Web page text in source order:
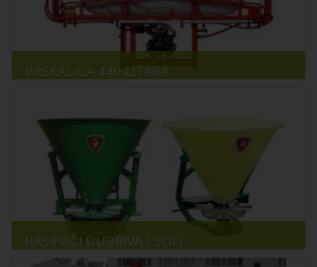
PRSKALICA 440 LITARA
RASIPAČI ĐUBRIVA I SOLI